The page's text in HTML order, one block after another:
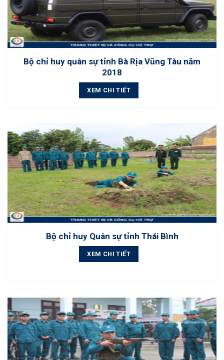
Bộ chỉ huy quân sự tỉnh Bà Rịa Vũng Tàu năm
2018
XEM CHI TIẾT
Bộ chỉ huy Quân sự tỉnh Thái Bình
XEM CHI TIẾT